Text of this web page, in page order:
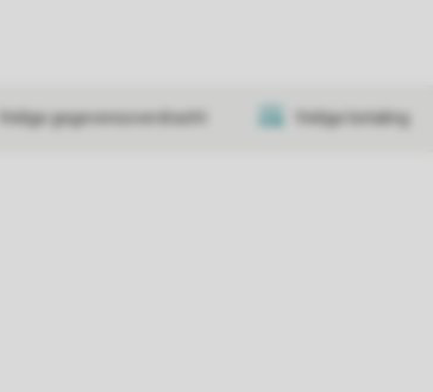
Veilige gegevensoverdracht Veilige betaling